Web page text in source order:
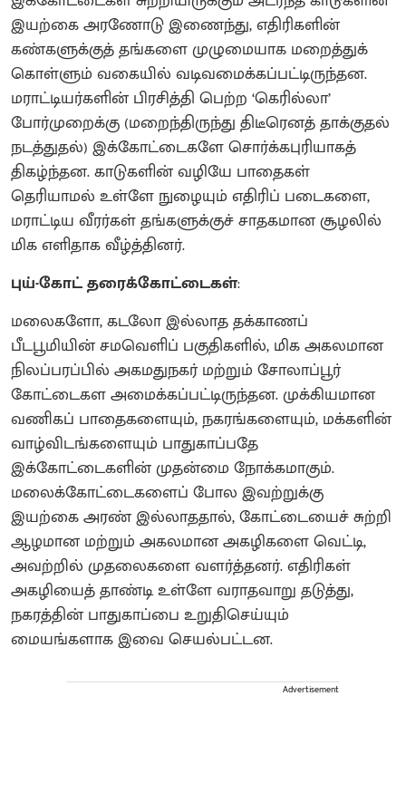
இயற்கை அரணோடு இணைந்து, எதிரிகளின்
கண்களுக்குத் தங்களை முழுமையாக மறைத்துக்
கொள்ளும் வகையில் வடிவமைக்கப்பட்டிருந்தன.
மராட்டியர்களின் பிரசித்தி பெற்ற ‘கெரில்லா’
போர்முறைக்கு (மறைந்திருந்து திடீரெனத் தாக்குதல்
நடத்துதல்) இக்கோட்டைகளே சொர்க்கபுரியாகத்
திகழ்ந்தன. காடுகளின் வழியே பாதைகள்
தெரியாமல் உள்ளே நுழையும் எதிரிப் படைகளை,
மராட்டிய வீரர்கள் தங்களுக்குச் சாதகமான சூழலில்
மிக எளிதாக வீழ்த்தினர்.
புய்-கோட் தரைக்கோட்டைகள்:
மலைகளோ, கடலோ இல்லாத தக்காணப்
பீடபூமியின் சமவெளிப் பகுதிகளில், மிக அகலமான
நிலப்பரப்பில் அகமதுநகர் மற்றும் சோலாப்பூர்
கோட்டைகள அமைக்கப்பட்டிருந்தன. முக்கியமான
வணிகப் பாதைகளையும், நகரங்களையும், மக்களின்
வாழ்விடங்களையும் பாதுகாப்பதே
இக்கோட்டைகளின் முதன்மை நோக்கமாகும்.
மலைக்கோட்டைகளைப் போல இவற்றுக்கு
இயற்கை அரண் இல்லாததால், கோட்டையைச் சுற்றி
ஆழமான மற்றும் அகலமான அகழிகளை வெட்டி,
அவற்றில் முதலைகளை வளர்த்தனர். எதிரிகள்
அகழியைத் தாண்டி உள்ளே வராதவாறு தடுத்து,
நகரத்தின் பாதுகாப்பை உறுதிசெய்யும்
மையங்களாக இவை செயல்பட்டன.
Advertisement